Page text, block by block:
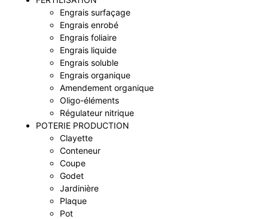
Engrais surfaçage
Engrais enrobé
Engrais foliaire
Engrais liquide
Engrais soluble
Engrais organique
Amendement organique
Oligo-éléments
Régulateur nitrique
POTERIE PRODUCTION
Clayette
Conteneur
Coupe
Godet
Jardinière
Plaque
Pot